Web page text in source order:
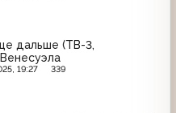
дальше (ТВ-3,
19:27 339